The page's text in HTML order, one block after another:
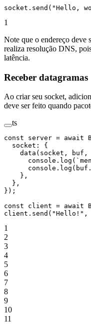
socket. send ( "Hello,
1
Note que o endereço deve
realiza resolução DNS,
latência.
Receber datagramas
Ao criar seu socket,
deve ser feito quando
ts
const server = await
  socket: {
    data
( socket , buf ,
      console.
log (
      console.
log (buf.
    },
  },
});
const client = await
client. send ( "Hello!" ,
1
2
3
4
5
6
7
8
9
10
11